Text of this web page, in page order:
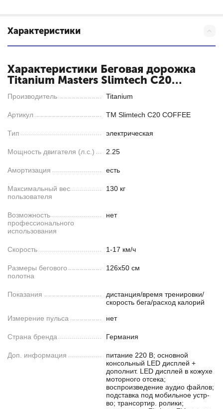
Характеристики
Характеристики Беговая дорожка
Titanium Masters Slimtech C20
(коричневая)
Производитель Titanium
Артикул TM Slimtech C20 COFFEE
Тип электрическая
Мощность двигателя (л.с.) 2.25
Амортизация есть
Максимальный вес
пользователя
130 кг
Возможность
профессионального
использования
нет
Скорость 1-17 км/ч
Размеры бегового
полотна
126х50 см
Показания
дистанция/время тренировки/
скорость бега/расход калорий
Измерение пульса
нет
Страна бренда Германия
Доп. информация
питание 220 В; основной
консольный LED дисплей +
дополнит. LED дисплей в кожухе
моторного отсека;
воспроизведение аудио файлов;
подставка под мобильное устр-
во; трансортир. ролики;